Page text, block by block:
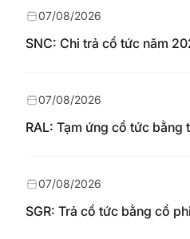
SNC: Chi trả cổ tức năm
07/08/2026
RAL: Tạm ứng cổ tức bằng
07/08/2026
SGR: Trả cổ tức bằng cổ
07/08/2026